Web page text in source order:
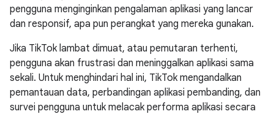
pengguna menginginkan pengalaman aplikasi yang lancar
dan responsif, apa pun perangkat yang mereka gunakan.
Jika TikTok lambat dimuat, atau pemutaran terhenti,
pengguna akan frustrasi dan meninggalkan aplikasi sama
sekali. Untuk menghindari hal ini, TikTok mengandalkan
pemantauan data, perbandingan aplikasi pembanding, dan
survei pengguna untuk melacak performa aplikasi secara